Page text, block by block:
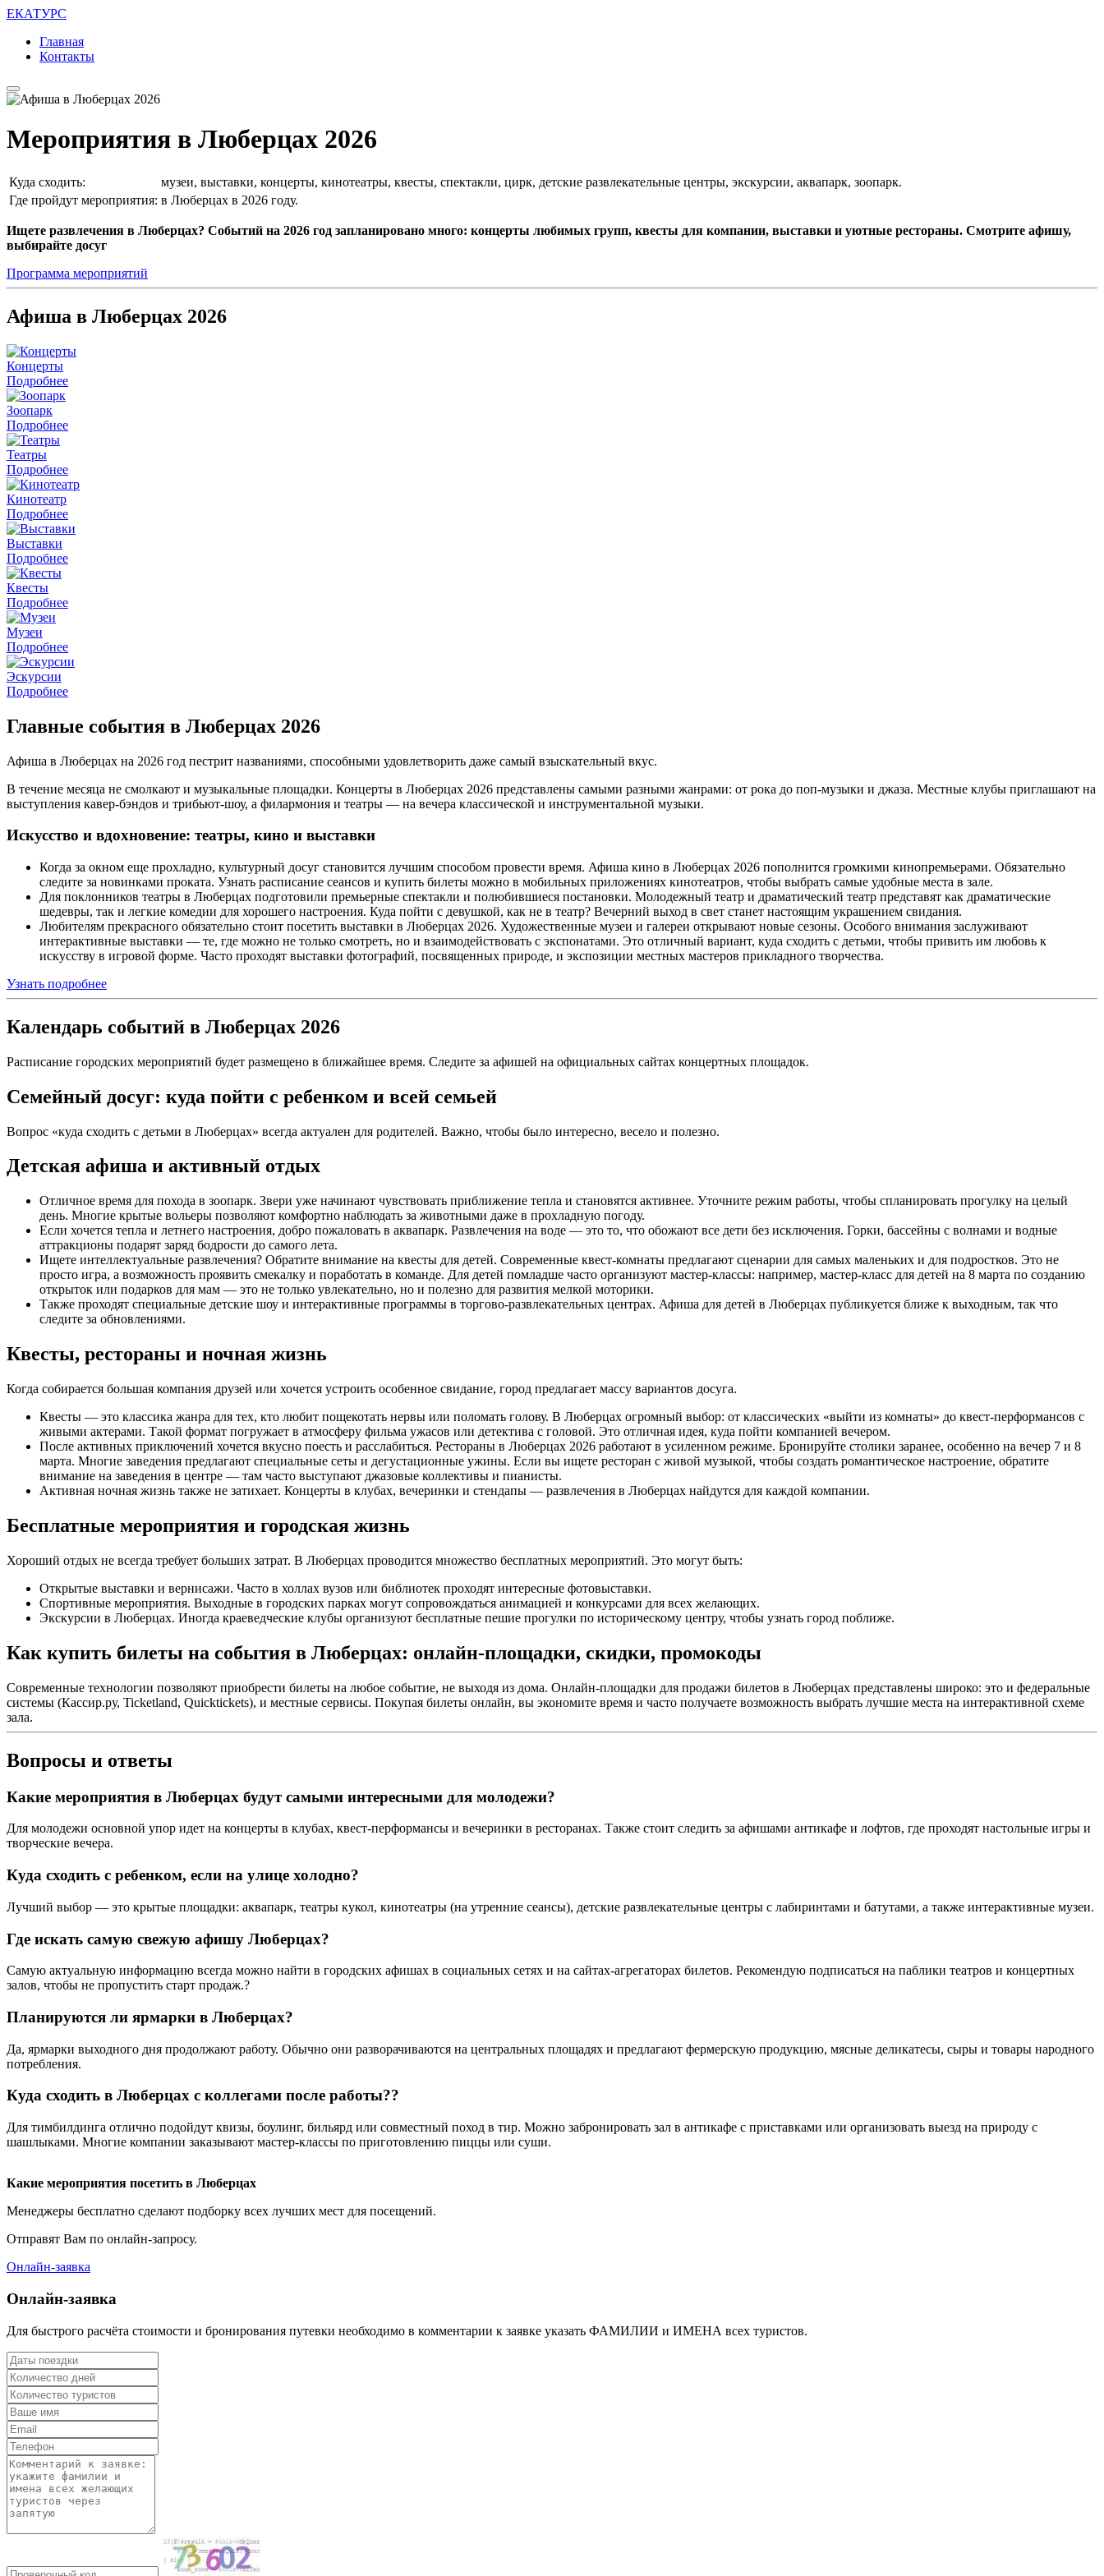
ЕКАТУРС
Главная
Контакты
Мероприятия в Люберцах 2026
Куда сходить:
музеи, выставки, концерты, кинотеатры, квесты, спектакли, цирк, детские развлекательные центры, экскурсии, аквапарк, зоопарк.
Где пройдут мероприятия: в Люберцах в 2026 году.
Ищете развлечения в Люберцах? Событий на 2026 год запланировано много: концерты любимых групп, квесты для компании, выставки и уютные рестораны. Смотрите афишу,
выбирайте досуг
Программа мероприятий
Афиша в Люберцах 2026
Концерты
Подробнее
Зоопарк
Подробнее
Театры
Подробнее
Кинотеатр
Подробнее
Выставки
Подробнее
Квесты
Подробнее
Музеи
Подробнее
Эскурсии
Подробнее
Главные события в Люберцах 2026
Афиша в Люберцах на 2026 год пестрит названиями, способными удовлетворить даже самый взыскательный вкус.
В течение месяца не смолкают и музыкальные площадки. Концерты в Люберцах 2026 представлены самыми разными жанрами: от рока до поп-музыки и джаза. Местные клубы приглашают на
выступления кавер-бэндов и трибьют-шоу, а филармония и театры — на вечера классической и инструментальной музыки.
Искусство и вдохновение: театры, кино и выставки
Когда за окном еще прохладно, культурный досуг становится лучшим способом провести время. Афиша кино в Люберцах 2026 пополнится громкими кинопремьерами. Обязательно
следите за новинками проката. Узнать расписание сеансов и купить билеты можно в мобильных приложениях кинотеатров, чтобы выбрать самые удобные места в зале.
Для поклонников театры в Люберцах подготовили премьерные спектакли и полюбившиеся постановки. Молодежный театр и драматический театр представят как драматические
шедевры, так и легкие комедии для хорошего настроения. Куда пойти с девушкой, как не в театр? Вечерний выход в свет станет настоящим украшением свидания.
Любителям прекрасного обязательно стоит посетить выставки в Люберцах 2026. Художественные музеи и галереи открывают новые сезоны. Особого внимания заслуживают
интерактивные выставки — те, где можно не только смотреть, но и взаимодействовать с экспонатами. Это отличный вариант, куда сходить с детьми, чтобы привить им любовь к
искусству в игровой форме. Часто проходят выставки фотографий, посвященных природе, и экспозиции местных мастеров прикладного творчества.
Узнать подробнее
Календарь событий в Люберцах 2026
Расписание городских мероприятий будет размещено в ближайшее время. Следите за афишей на официальных сайтах концертных площадок.
Семейный досуг: куда пойти с ребенком и всей семьей
Вопрос «куда сходить с детьми в Люберцах» всегда актуален для родителей. Важно, чтобы было интересно, весело и полезно.
Детская афиша и активный отдых
Отличное время для похода в зоопарк. Звери уже начинают чувствовать приближение тепла и становятся активнее. Уточните режим работы, чтобы спланировать прогулку на целый
день. Многие крытые вольеры позволяют комфортно наблюдать за животными даже в прохладную погоду.
Если хочется тепла и летнего настроения, добро пожаловать в аквапарк. Развлечения на воде — это то, что обожают все дети без исключения. Горки, бассейны с волнами и водные
аттракционы подарят заряд бодрости до самого лета.
Ищете интеллектуальные развлечения? Обратите внимание на квесты для детей. Современные квест-комнаты предлагают сценарии для самых маленьких и для подростков. Это не
просто игра, а возможность проявить смекалку и поработать в команде. Для детей помладше часто организуют мастер-классы: например, мастер-класс для детей на 8 марта по созданию
открыток или подарков для мам — это не только увлекательно, но и полезно для развития мелкой моторики.
Также проходят специальные детские шоу и интерактивные программы в торгово-развлекательных центрах. Афиша для детей в Люберцах публикуется ближе к выходным, так что
следите за обновлениями.
Квесты, рестораны и ночная жизнь
Когда собирается большая компания друзей или хочется устроить особенное свидание, город предлагает массу вариантов досуга.
Квесты — это классика жанра для тех, кто любит пощекотать нервы или поломать голову. В Люберцах огромный выбор: от классических «выйти из комнаты» до квест-перформансов с
живыми актерами. Такой формат погружает в атмосферу фильма ужасов или детектива с головой. Это отличная идея, куда пойти компанией вечером.
После активных приключений хочется вкусно поесть и расслабиться. Рестораны в Люберцах 2026 работают в усиленном режиме. Бронируйте столики заранее, особенно на вечер 7 и 8
марта. Многие заведения предлагают специальные сеты и дегустационные ужины. Если вы ищете ресторан с живой музыкой, чтобы создать романтическое настроение, обратите
внимание на заведения в центре — там часто выступают джазовые коллективы и пианисты.
Активная ночная жизнь также не затихает. Концерты в клубах, вечеринки и стендапы — развлечения в Люберцах найдутся для каждой компании.
Бесплатные мероприятия и городская жизнь
Хороший отдых не всегда требует больших затрат. В Люберцах проводится множество бесплатных мероприятий. Это могут быть:
Открытые выставки и вернисажи. Часто в холлах вузов или библиотек проходят интересные фотовыставки.
Спортивные мероприятия. Выходные в городских парках могут сопровождаться анимацией и конкурсами для всех желающих.
Экскурсии в Люберцах. Иногда краеведческие клубы организуют бесплатные пешие прогулки по историческому центру, чтобы узнать город поближе.
Как купить билеты на события в Люберцах: онлайн-площадки, скидки, промокоды
Современные технологии позволяют приобрести билеты на любое событие, не выходя из дома. Онлайн-площадки для продажи билетов в Люберцах представлены широко: это и федеральные
системы (Кассир.ру, Ticketland, Quicktickets), и местные сервисы. Покупая билеты онлайн, вы экономите время и часто получаете возможность выбрать лучшие места на интерактивной схеме
зала.
Вопросы и ответы
Какие мероприятия в Люберцах будут самыми интересными для молодежи?
Для молодежи основной упор идет на концерты в клубах, квест-перформансы и вечеринки в ресторанах. Также стоит следить за афишами антикафе и лофтов, где проходят настольные игры и
творческие вечера.
Куда сходить с ребенком, если на улице холодно?
Лучший выбор — это крытые площадки: аквапарк, театры кукол, кинотеатры (на утренние сеансы), детские развлекательные центры с лабиринтами и батутами, а также интерактивные музеи.
Где искать самую свежую афишу Люберцах?
Самую актуальную информацию всегда можно найти в городских афишах в социальных сетях и на сайтах-агрегаторах билетов. Рекомендую подписаться на паблики театров и концертных
залов, чтобы не пропустить старт продаж.?
Планируются ли ярмарки в Люберцах?
Да, ярмарки выходного дня продолжают работу. Обычно они разворачиваются на центральных площадях и предлагают фермерскую продукцию, мясные деликатесы, сыры и товары народного
потребления.
Куда сходить в Люберцах с коллегами после работы??
Для тимбилдинга отлично подойдут квизы, боулинг, бильярд или совместный поход в тир. Можно забронировать зал в антикафе с приставками или организовать выезд на природу с
шашлыками. Многие компании заказывают мастер-классы по приготовлению пиццы или суши.
Какие мероприятия посетить в Люберцах
Менеджеры бесплатно сделают подборку всех лучших мест для посещений.
Отправят Вам по онлайн-запросу.
Онлайн-заявка
Онлайн-заявка
Для быстрого расчёта стоимости и бронирования путевки необходимо в комментарии к заявке указать ФАМИЛИИ и ИМЕНА всех туристов.